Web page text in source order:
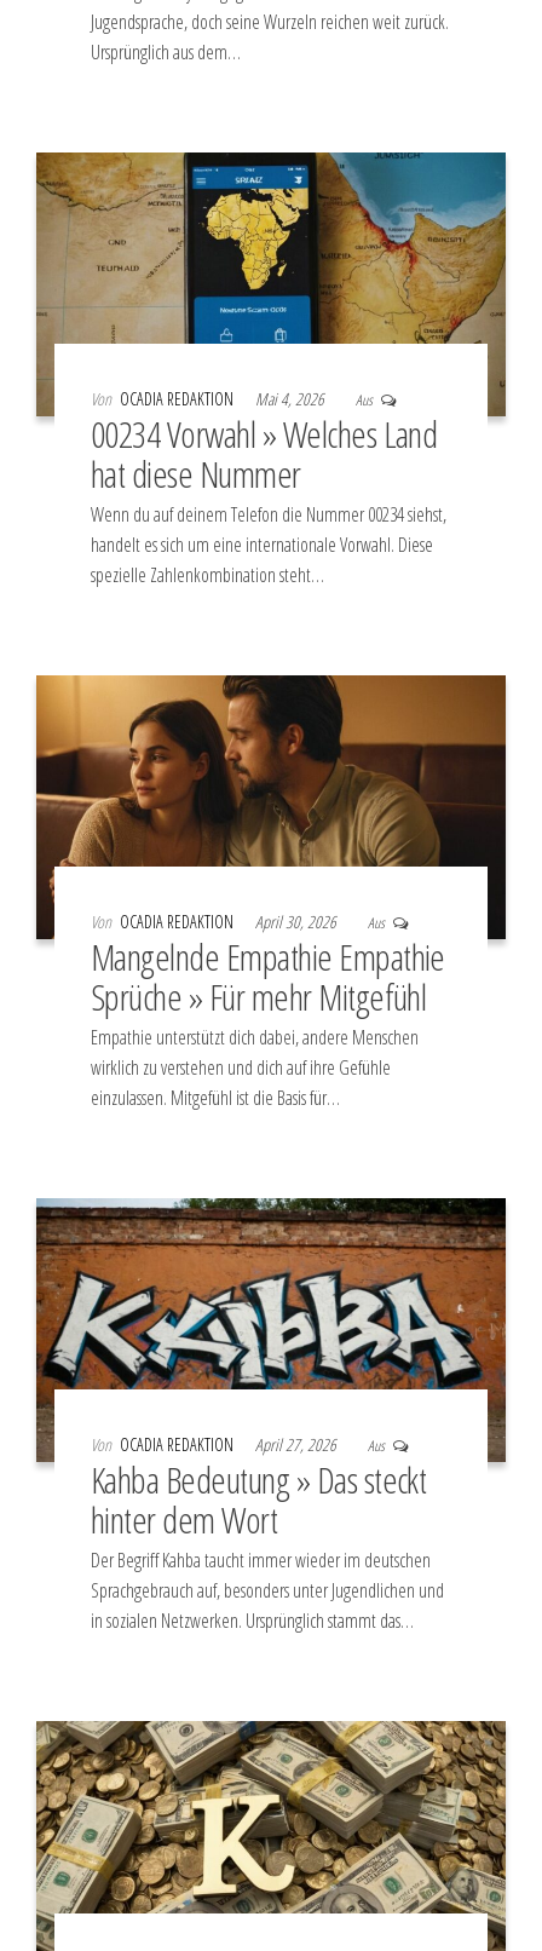
Jugendsprache, doch seine Wurzeln reichen weit zurück.
Ursprünglich aus dem…
Von OCADIA REDAKTION Mai 4, 2026 Aus
00234 Vorwahl » Welches Land
hat diese Nummer
Wenn du auf deinem Telefon die Nummer 00234 siehst,
handelt es sich um eine internationale Vorwahl. Diese
spezielle Zahlenkombination steht…
Von OCADIA REDAKTION April 30, 2026 Aus
Mangelnde Empathie Empathie
Sprüche » Für mehr Mitgefühl
Empathie unterstützt dich dabei, andere Menschen
wirklich zu verstehen und dich auf ihre Gefühle
einzulassen. Mitgefühl ist die Basis für…
Von OCADIA REDAKTION April 27, 2026 Aus
Kahba Bedeutung » Das steckt
hinter dem Wort
Der Begriff Kahba taucht immer wieder im deutschen
Sprachgebrauch auf, besonders unter Jugendlichen und
in sozialen Netzwerken. Ursprünglich stammt das…